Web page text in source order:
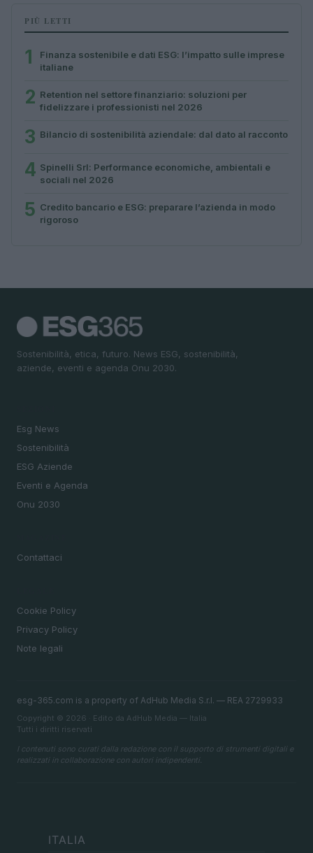
PIÙ LETTI
1
Finanza sostenibile e dati ESG: l’impatto sulle imprese
italiane
2 Retention nel settore finanziario: soluzioni per
fidelizzare i professionisti nel 2026
3 Bilancio di sostenibilità aziendale: dal dato al racconto
4 Spinelli Srl: Performance economiche, ambientali e
sociali nel 2026
5 Credito bancario e ESG: preparare l’azienda in modo
rigoroso
Sostenibilità, etica, futuro. News ESG, sostenibilità,
aziende, eventi e agenda Onu 2030.
Esg News
Sostenibilità
ESG Aziende
Eventi e Agenda
Onu 2030
Contattaci
Cookie Policy
Privacy Policy
Note legali
esg-365.com is a property of AdHub Media S.r.l. — REA 2729933
Copyright © 2026 · Edito da AdHub Media — Italia
Tutti i diritti riservati
I contenuti sono curati dalla redazione con il supporto di strumenti digitali e
realizzati in collaborazione con autori indipendenti.
ITALIA